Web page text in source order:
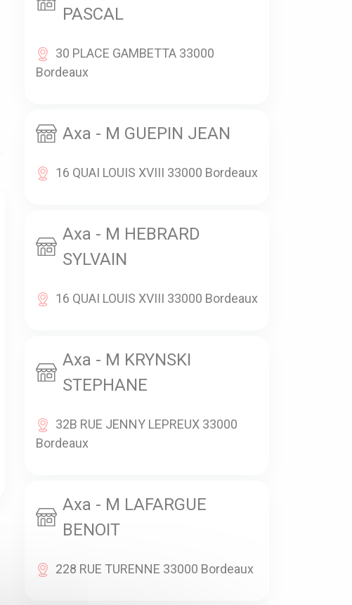
PASCAL
30 PLACE GAMBETTA 33000
Bordeaux
Axa - M GUEPIN JEAN
16 QUAI LOUIS XVIII 33000 Bordeaux
Axa - M HEBRARD
SYLVAIN
16 QUAI LOUIS XVIII 33000 Bordeaux
Axa - M KRYNSKI
STEPHANE
32B RUE JENNY LEPREUX 33000
Bordeaux
Axa - M LAFARGUE
BENOIT
228 RUE TURENNE 33000 Bordeaux